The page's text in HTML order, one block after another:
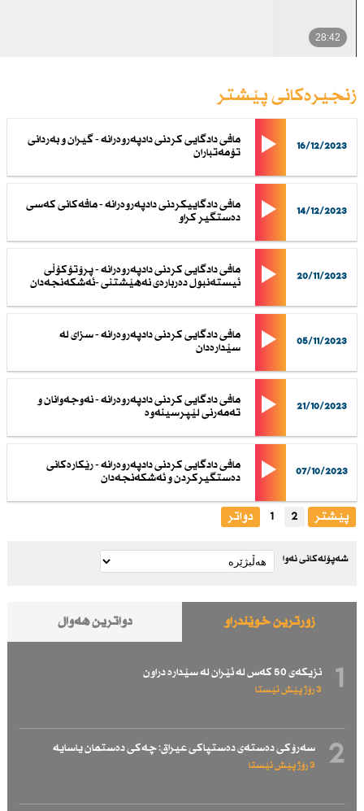
زنجیرەکانی پێشتر
16/12/2023
مافی دادگایی كردنی دادپەروەرانە - گیران و بەردانی
تۆمەتباران
14/12/2023
مافی دادگاییكردنی دادپەروەرانە - مافەكانی كەسی
دەستگیر كراو
20/11/2023
مافی دادگایی كردنی دادپەروەرانە - پرۆتۆكۆڵی
ئیستەنبول دەربارەی نەهێشتنی -ئەشكەنجەدان
05/11/2023
مافی دادگایی كردنی دادپەروەرانە - سزای لە
سێدارەدان
21/10/2023
مافی دادگایی كردنی دادپەروەرانە - نەوجەوانان و
تەمەرنی لێپرسینەوە
07/10/2023
مافی دادگایی كردنی دادپەروەرانە - رێكارەكانی
دەستگیركردن و ئەشكەنجەدان
پێشتر 1 2 دواتر
شەپۆلەکانی نەوا
زۆرترین خوێندراو دواترین هەواڵ
1 نزیكەی 50 كەس لە ئێران لە سێدارە دراون
3 رۆژ پێش ئێستا
2 سەرۆكی دەستەی دەستپاكی عیراق: چەكی دەستمان یاسایە
3 رۆژ پێش ئێستا